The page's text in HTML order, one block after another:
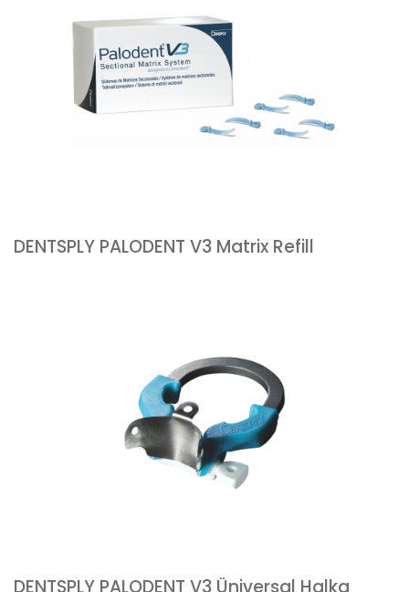
DENTSPLY PALODENT V3 Matrix Refill
DENTSPLY PALODENT V3 Üniversal Halka